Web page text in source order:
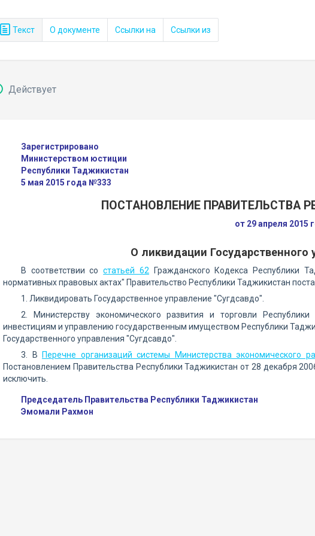
Текст О документе Ссылки на Ссылки из
Действует
Зарегистрировано
Министерством юстиции
Республики Таджикистан
5 мая 2015 года №333
ПОСТАНОВЛЕНИЕ ПРАВИТЕЛЬСТВА
от 29 апреля 2015
О ликвидации Государственного
В соответствии состатьей 62 Гражданского Кодекса Республики
нормативных правовых актах" Правительство Республики Таджикистан
1. Ликвидировать Государственное управление "Сугдсавдо".
2. Министерству экономического развития и торговли
инвестициям и управлению государственным имуществом Республики
Государственного управления "Сугдсавдо".
3. В
Перечне организаций системы Министерства экономического
Постановлением Правительства Республики Таджикистан от 28 декабря
исключить.
Председатель Правительства Республики Таджикистан
Эмомали Рахмон